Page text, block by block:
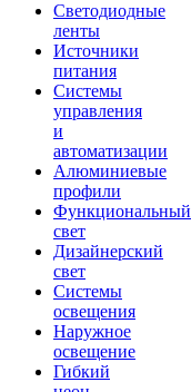
Светодиодные
ленты
Источники
питания
Системы
управления
и
автоматизации
Алюминиевые
профили
Функциональный
свет
Дизайнерский
свет
Системы
освещения
Наружное
освещение
Гибкий